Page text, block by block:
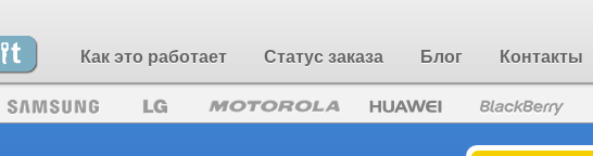
Как это работает Статус заказа Блог Контакты